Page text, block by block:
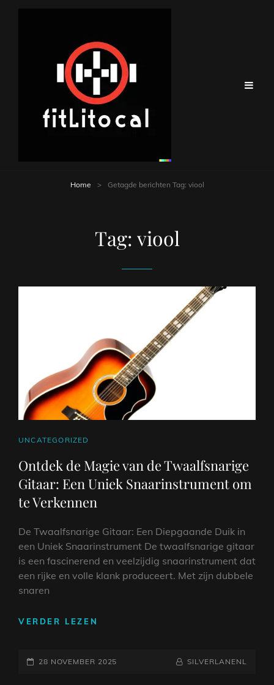
Home > Getagde berichten Tag: viool
Tag: viool
CAT
UNCATEGORIZED
Ontdek de Magie van de Twaalfsnarige
Gitaar: Een Uniek Snaarinstrument om
te Verkennen
De Twaalfsnarige Gitaar: Een Diepgaande Duik in
een Uniek Snaarinstrument De twaalfsnarige gitaar
is een fascinerend en veelzijdig snaarinstrument dat
een rijke en volle klank produceert. Met zijn dubbele
snaren
VERDER LEZEN
VAN
GEPLAATST
28 NOVEMBER 2025 NAAMREGEL
BYLINE
SILVERLANENL